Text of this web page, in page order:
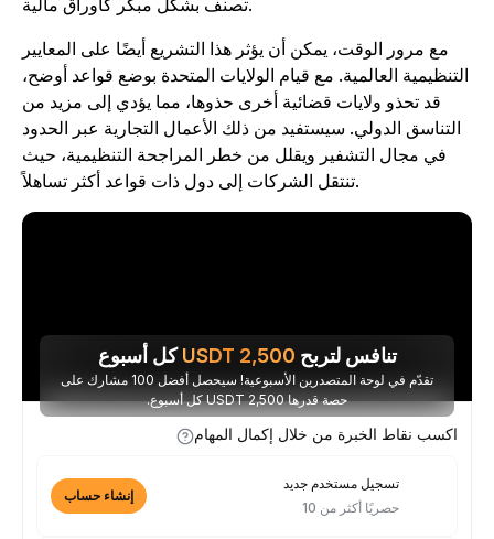
مع مرور الوقت، يمكن أن يؤثر هذا التشريع أيضًا على المعايير
التنظيمية العالمية. مع قيام الولايات المتحدة بوضع قواعد أوضح،
قد تحذو ولايات قضائية أخرى حذوها، مما يؤدي إلى مزيد من
التناسق الدولي. سيستفيد من ذلك الأعمال التجارية عبر الحدود
في مجال التشفير ويقلل من خطر المراجحة التنظيمية، حيث
تنافس لتربح 2,500
USDTكل أسبوع
تقدّم في لوحة المتصدرين الأسبوعية! سيحصل أفضل 100 مشارك على
حصة قدرها 2,500 USDT كل أسبوع.
اكسب نقاط الخبرة من خلال إكمال المهام
تسجيل مستخدم جديد
حصريًا أكثر من 10
إنشاء حساب